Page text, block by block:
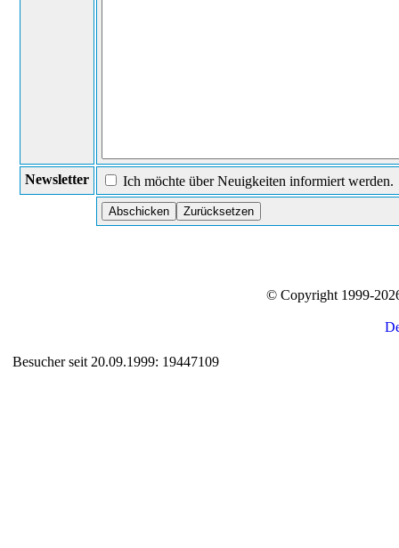
Newsletter Ich möchte über Neuigkeiten informiert werden.
© Copyright 1999-
Besucher seit 20.09.1999: 19447109